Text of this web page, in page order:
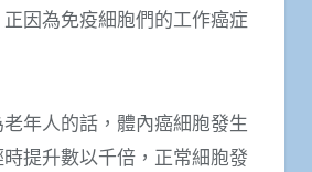
因為免疫細胞們的工作癌症
年人的話，體內癌細胞發生
提升數以千倍，正常細胞發